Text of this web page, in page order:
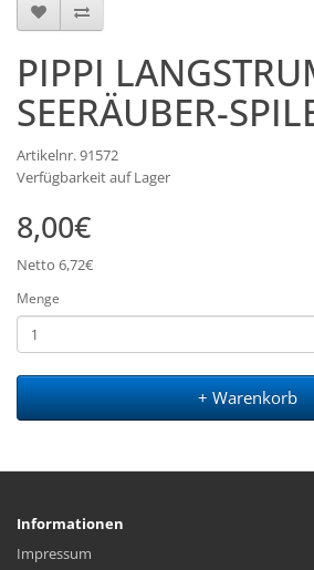
PIPPI
SEERÄUBER-
Artikelnr. 91572
Verfügbarkeit auf Lager
8,00€
Netto 6,72€
Menge
+ Warenkorb
Informationen
Impressum